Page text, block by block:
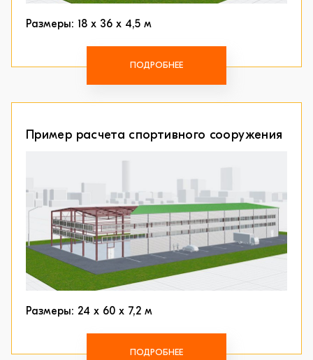
Размеры: 18 х 36 х 4,5 м
ПОДРОБНЕЕ
Пример расчета спортивного сооружения
Размеры: 24 х 60 х 7,2 м
ПОДРОБНЕЕ